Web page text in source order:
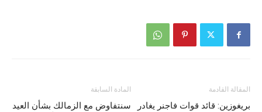
المادة السابقة
سنتفاوض مع الزمالك بشأن العيد
المقالة القادمة
بريغوزين: قائد قوات فاجنر يغادر